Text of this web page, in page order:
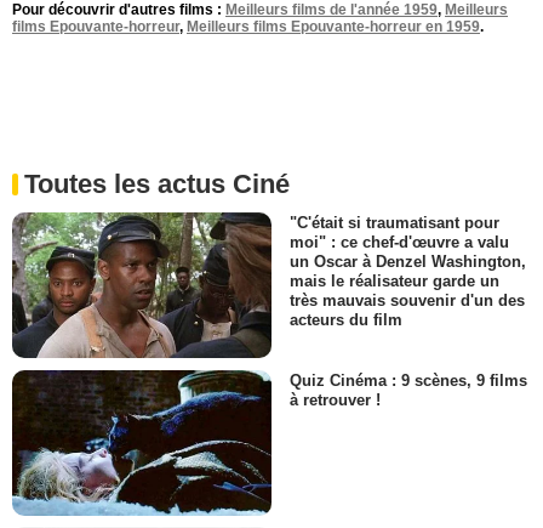
Pour découvrir d'autres films : Meilleurs films de l'année 1959, Meilleurs
films Epouvante-horreur, Meilleurs films Epouvante-horreur en 1959.
Toutes les actus Ciné
"C'était si traumatisant pour
moi" : ce chef-d'œuvre a valu
un Oscar à Denzel Washington,
mais le réalisateur garde un
très mauvais souvenir d'un des
acteurs du film
Quiz Cinéma : 9 scènes, 9 films
à retrouver !